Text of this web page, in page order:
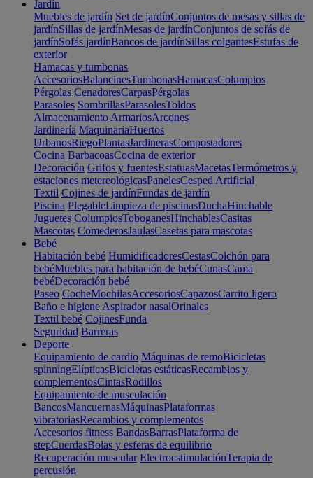
Jardín
Muebles de jardín Set de jardínConjuntos de mesas y sillas de
jardínSillas de jardínMesas de jardínConjuntos de sofás de
jardínSofás jardínBancos de jardínSillas colgantesEstufas de
exterior
Hamacas y tumbonas
AccesoriosBalancinesTumbonasHamacasColumpios
Pérgolas CenadoresCarpasPérgolas
Parasoles SombrillasParasolesToldos
Almacenamiento ArmariosArcones
Jardinería MaquinariaHuertos
UrbanosRiegoPlantasJardinerasCompostadores
Cocina BarbacoasCocina de exterior
Decoración Grifos y fuentesEstatuasMacetasTermómetros y
estaciones metereológicasPanelesCesped Artificial
Textil Cojines de jardínFundas de jardín
Piscina PlegableLimpieza de piscinasDuchaHinchable
Juguetes ColumpiosToboganesHinchablesCasitas
Mascotas ComederosJaulasCasetas para mascotas
Bebé
Habitación bebé HumidificadoresCestasColchón para
bebéMuebles para habitación de bebéCunasCama
bebéDecoración bebé
Paseo CocheMochilasAccesoriosCapazosCarrito ligero
Baño e higiene Aspirador nasalOrinales
Textil bebé CojinesFunda
Seguridad Barreras
Deporte
Equipamiento de cardio Máquinas de remoBicicletas
spinningElípticasBicicletas estáticasRecambios y
complementosCintasRodillos
Equipamiento de musculación
BancosMancuernasMáquinasPlataformas
vibratoriasRecambios y complementos
Accesorios fitness BandasBarrasPlataforma de
stepCuerdasBolas y esferas de equilibrio
Recuperación muscular ElectroestimulaciónTerapia de
percusión